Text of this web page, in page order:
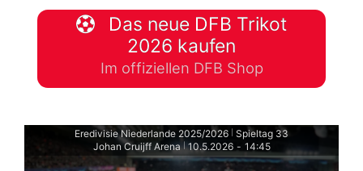
Das neue DFB Trikot
2026 kaufen
Im offiziellen DFB Shop
Eredivisie Niederlande 2025/2026 Spieltag 33
Johan Cruijff Arena 10.5.2026 - 14:45